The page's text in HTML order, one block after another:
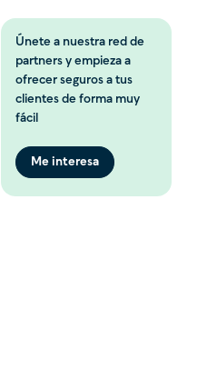
Únete a nuestra red de
partners y empieza a
ofrecer seguros a tus
clientes de forma muy
fácil
Me interesa